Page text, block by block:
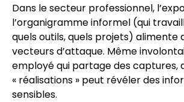
Dans le secteur professionnel,
l’organigramme informel (qui
quels outils, quels projets) alimente
vecteurs d’attaque. Même
employé qui partage des captures,
« réalisations » peut révéler des
sensibles.